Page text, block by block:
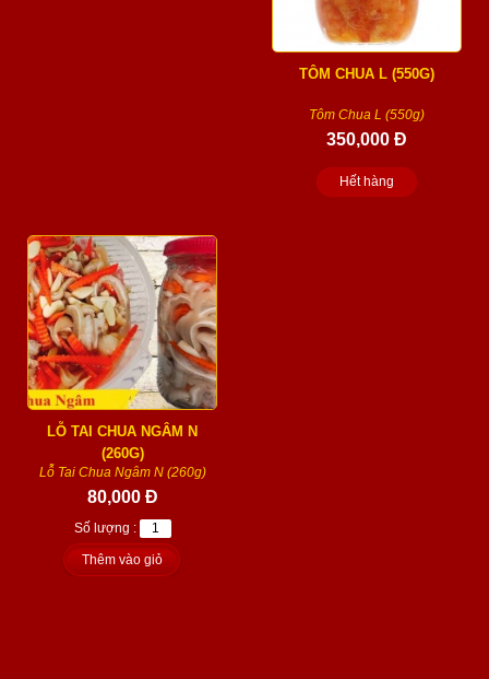
TÔM CHUA L (550G)
Tôm Chua L (550g)
350,000 Đ
Hết hàng
LỖ TAI CHUA NGÂM N
(260G)
Lỗ Tai Chua Ngâm N (260g)
80,000 Đ
Số lượng :
Thêm vào giỏ